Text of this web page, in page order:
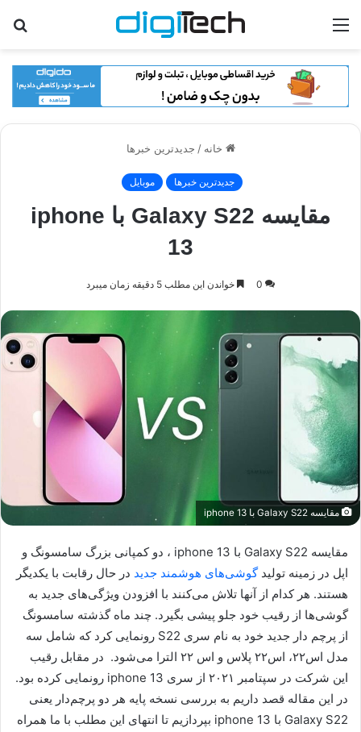
منو
خانه / جدیدترین خبرها
جدیدترین خبرها موبایل
مقایسه Galaxy S22 با iphone
13
0 خواندن این مطلب 5 دقیقه زمان میبرد
مقایسه Galaxy S22 با iphone 13
مقایسه Galaxy S22 با iphone 13 ، دو کمپانی بزرگ سامسونگ و
اپل در زمینه تولیدگوشی‌های هوشمند جدید در حال رقابت با یکدیگر
هستند. هر کدام از آنها تلاش می‌کنند با افزودن ویژگی‌های جدید به
گوشی‌ها از رقیب خود جلو پیشی بگیرد. چند ماه گذشته سامسونگ
از پرچم دار جدید خود به نام سری S22 رونمایی کرد که شامل سه
مدل اس۲۲، اس۲۲ پلاس و اس ۲۲ الترا می‌شود. در مقابل رقیب
این شرکت در سپتامبر ۲۰۲۱ از سری iphone 13 رونمایی کرده بود.
در این مقاله قصد داریم به بررسی نسخه پایه هر دو پرچم‌دار یعنی
Galaxy S22 با iphone 13 بپردازیم تا انتهای این مطلب با ما همراه